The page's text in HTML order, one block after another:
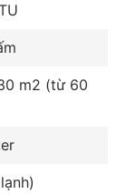
m2 (từ 60